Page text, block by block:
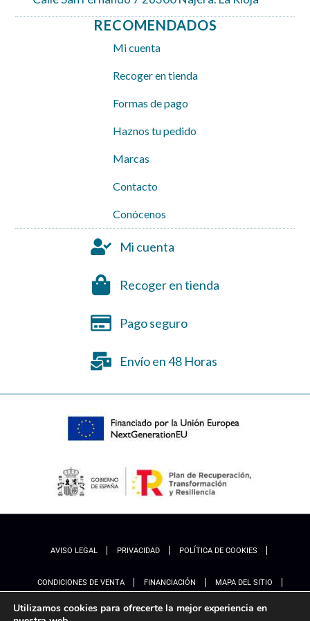
RECOMENDADOS
Mi cuenta
Recoger en tienda
Formas de pago
Haznos tu pedido
Marcas
Contacto
Conócenos
Mi cuenta
Recoger en tienda
Pago seguro
Envío en 48 Horas
AVISO LEGAL PRIVACIDAD POLÍTICA DE COOKIES
CONDICIONES DE VENTA FINANCIACIÓN MAPA DEL SITIO
ACCESIBILIDAD AJUSTES
Utilizamos cookies para ofrecerte la mejor experiencia en